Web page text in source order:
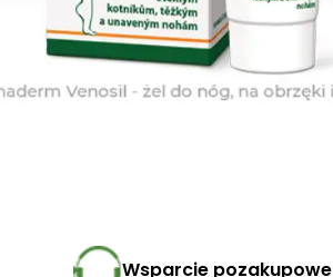
Wsparcie pozakupowe